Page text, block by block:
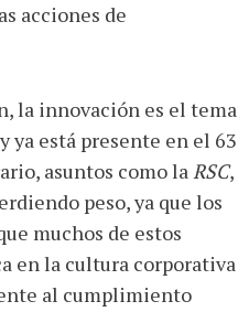
acciones de
la innovación es el tema
ya está presente en el 63
asuntos como laRSC,
peso, ya que los
muchos de estos
en la cultura corporativa
al cumplimiento